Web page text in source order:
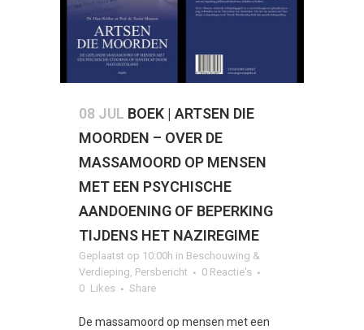
08 JUL BOEK | ARTSEN DIE
MOORDEN – OVER DE
MASSAMOORD OP MENSEN
MET EEN PSYCHISCHE
AANDOENING OF BEPERKING
TIJDENS HET NAZIREGIME
Geplaatst op 10:00h in Beschouwing &
Verdieping, Persbericht
0 Reactie's
0 Likes Share
De massamoord op mensen met een